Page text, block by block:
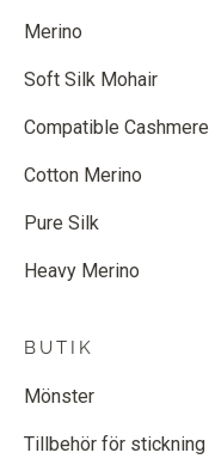
Merino
Soft Silk Mohair
Compatible Cashmere
Cotton Merino
Pure Silk
Heavy Merino
BUTIK
Mönster
Tillbehör för stickning